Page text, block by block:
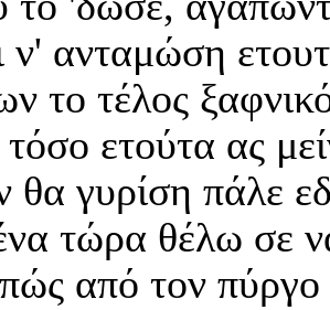
ν' ανταμώση
το τέλος
ετούτα ας
θα γυρίση πάλε
τώρα θέλω σε
από τον